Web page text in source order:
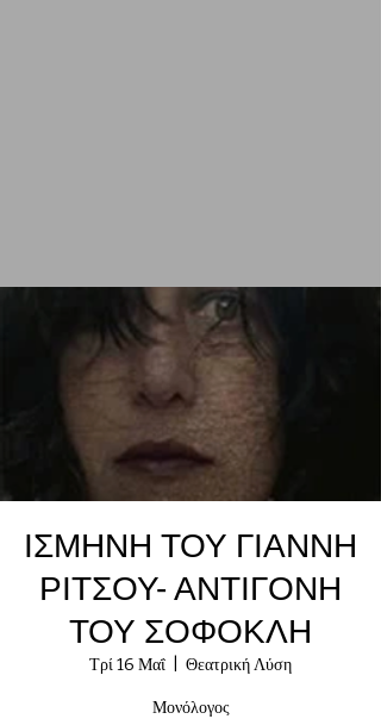
ΙΣΜΗΝΗ ΤΟΥ ΓΙΑΝΝΗ
ΡΙΤΣΟΥ- ΑΝΤΙΓΟΝΗ
ΤΟΥ ΣΟΦΟΚΛΗ
Τρί 16 Μαΐ Θεατρική Λύση
Μονόλογος